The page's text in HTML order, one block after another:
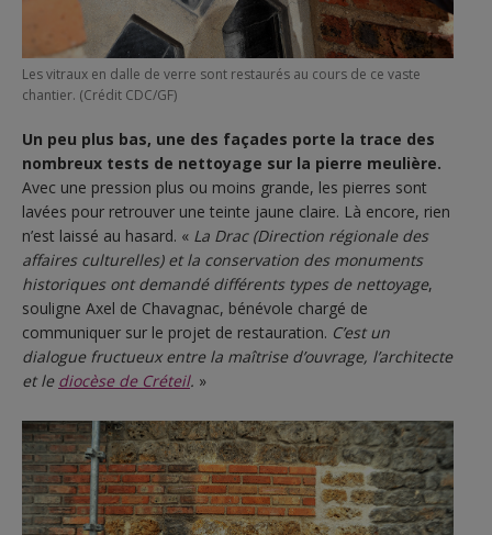
Les vitraux en dalle de verre sont restaurés au cours de ce vaste
chantier. (Crédit CDC/GF)
Un peu plus bas, une des façades porte la trace des
nombreux tests de nettoyage sur la pierre meulière.
Avec une pression plus ou moins grande, les pierres sont
lavées pour retrouver une teinte jaune claire. Là encore, rien
n’est laissé au hasard. « La Drac (Direction régionale des
affaires culturelles) et la conservation des monuments
historiques ont demandé différents types de nettoyage,
souligne Axel de Chavagnac, bénévole chargé de
communiquer sur le projet de restauration. C’est un
dialogue fructueux entre la maîtrise d’ouvrage, l’architecte
et le diocèse de Créteil. »